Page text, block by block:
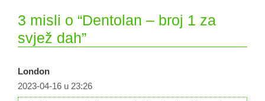
3 misli o “Dentolan – broj 1 za
svjež dah”
London
2023-04-16 u 23:26